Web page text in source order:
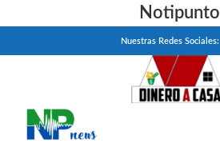
Notipunto
Nuestras Redes Sociales: